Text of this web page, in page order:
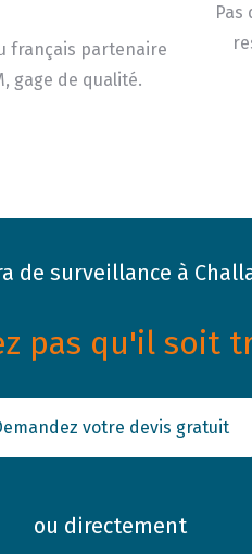
français partenaire
gage de qualité.
Pas
de surveillance à
pas qu'il soit
votre devis gratuit
ou directement